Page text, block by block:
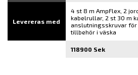
Levereras med
4 st 8 m AmpFlex, 2
kabelrullar, 2 st 30 m
anslutningsskruvar
tillbehör i väska
118900 Sek